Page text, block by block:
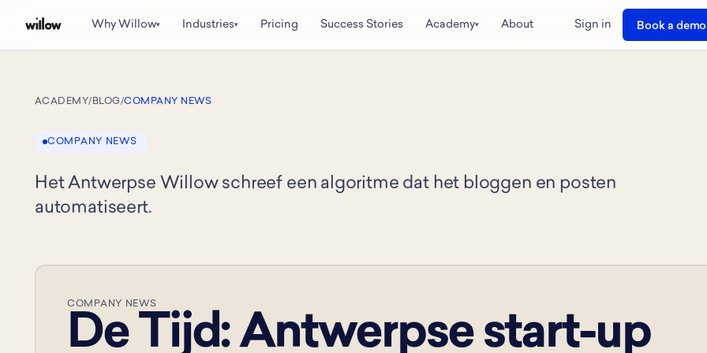
Why Willow▾ Industries▾ Pricing Success Stories Academy▾ About Sign in Book a demo
ACADEMY/ BLOG/COMPANY NEWS
COMPANY NEWS
Het Antwerpse Willow schreef een algoritme dat het bloggen en posten
automatiseert.
COMPANY NEWS
De Tijd: Antwerpse start-up